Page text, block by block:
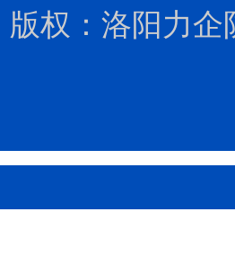
版权：洛阳力